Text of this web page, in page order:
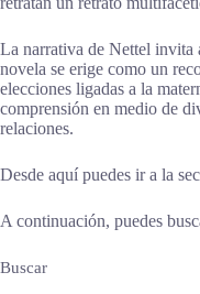
La narrativa de Nettel invita
novela se erige como un
elecciones ligadas a la
comprensión en medio de
relaciones.
Desde aquí puedes ir a la
A continuación, puedes
Buscar